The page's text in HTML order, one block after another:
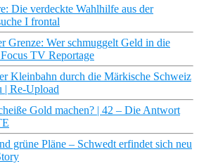
Die verdeckte Wahlhilfe aus der
I frontal
Grenze: Wer schmuggelt Geld in die
TV Reportage
Kleinbahn durch die Märkische Schweiz
| Re-Upload
Gold machen? | 42 – Die Antwort
grüne Pläne – Schwedt erfindet sich neu